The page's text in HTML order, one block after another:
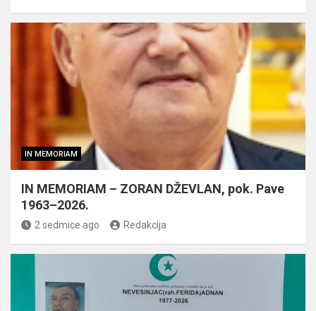
IN MEMORIAM
IN MEMORIAM – ZORAN DŽEVLAN, pok. Pave
1963–2026.
2 sedmice ago Redakcija